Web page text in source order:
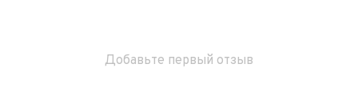
Добавьте первый отзыв